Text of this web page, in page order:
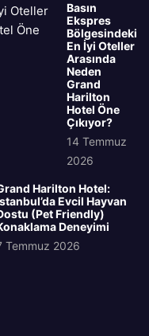
Basın
Ekspres
Bölgesindeki
En İyi Oteller
Arasında
Neden
Grand
Harilton
Hotel Öne
Çıkıyor?
14 Temmuz
2026
Harilton Hotel:
Evcil Hayvan
(Pet Friendly)
Deneyimi
Temmuz 2026